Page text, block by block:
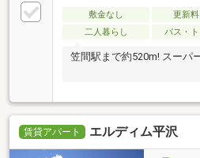
敷金なし 更新
二人暮らし
バス・ト
笠間駅まで約520m! スーパ
賃貸アパート エルディム平沢